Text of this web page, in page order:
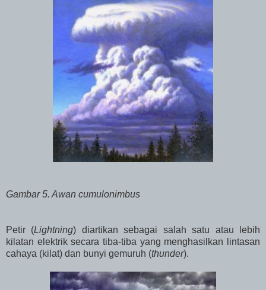
Gambar 5. Awan cumulonimbus
Petir (Lightning) diartikan sebagai salah satu atau lebih
kilatan elektrik secara tiba-tiba yang menghasilkan lintasan
cahaya (kilat) dan bunyi gemuruh (thunder).